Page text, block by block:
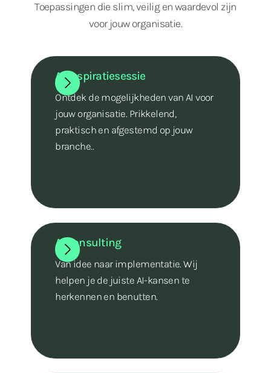
Toepassingen die slim, veilig en waardevol zijn
voor jouw organisatie.
AI inspiratiesessie
Ontdek de mogelijkheden van AI voor
jouw organisatie. Prikkelend,
praktisch en afgestemd op jouw
branche..
AI consulting
Van idee naar implementatie. Wij
helpen je de juiste AI-kansen te
herkennen en benutten.